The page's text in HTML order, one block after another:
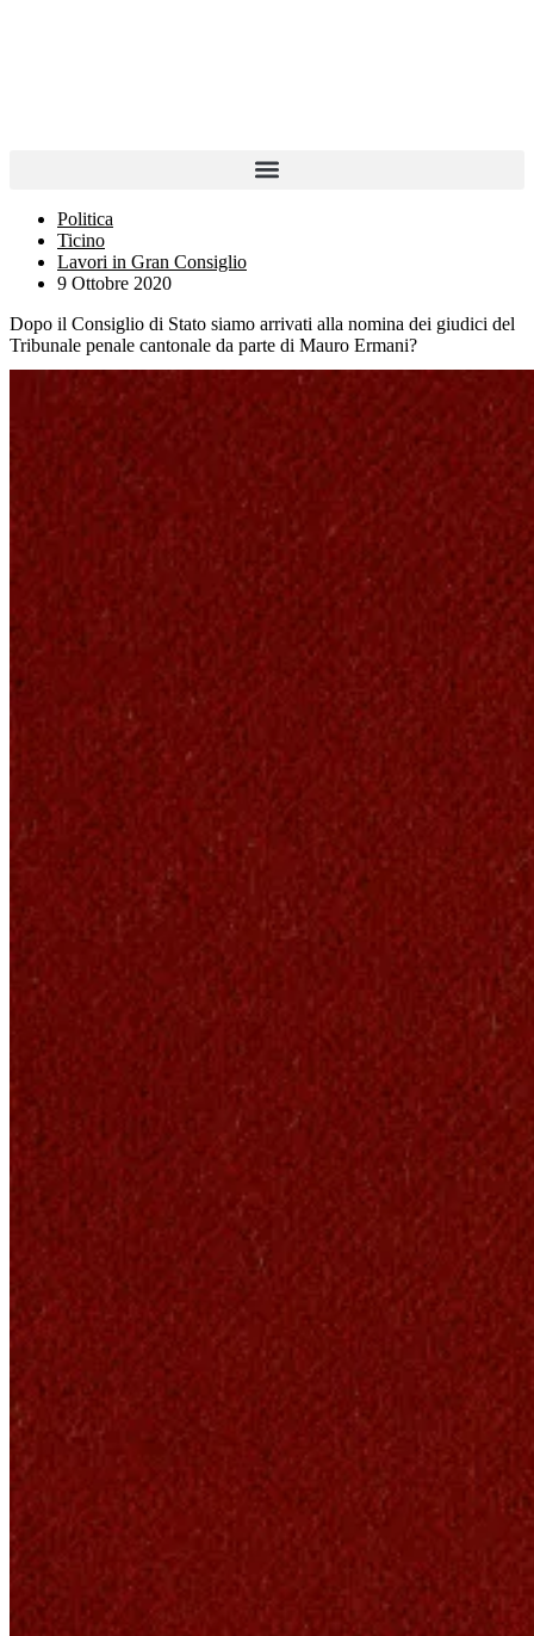
Politica
Ticino
Lavori in Gran Consiglio
9 Ottobre 2020
Dopo il Consiglio di Stato siamo arrivati alla nomina dei giudici del
Tribunale penale cantonale da parte di Mauro Ermani?